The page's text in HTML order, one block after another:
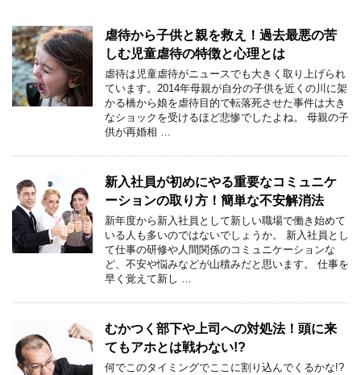
虐待から子供と親を救え！過去最悪の苦
しむ児童虐待の特徴と心理とは
虐待は児童虐待がニュースでも大きく取り上げられ
ています。2014年母親が自分の子供を近くの川に架
かる橋から娘を虐待目的で転落死させた事件は大き
なショックを受けるほど悲惨でしたよね。 母親の子
供が再婚相 …
新入社員が初めにやる重要なコミュニケ
ーションの取り方！簡単な不安解消法
新年度から新入社員として新しい職場で働き始めて
いる人も多いのではないでしょうか。 新入社員とし
て仕事の研修や人間関係のコミュニケーションな
ど、不安や悩みなどが山積みだと思います。 仕事を
早く覚えて新し …
むかつく部下や上司への対処法！頭に来
てもアホとは戦わない!?
何でこのタイミングでここに割り込んでくるかな!?